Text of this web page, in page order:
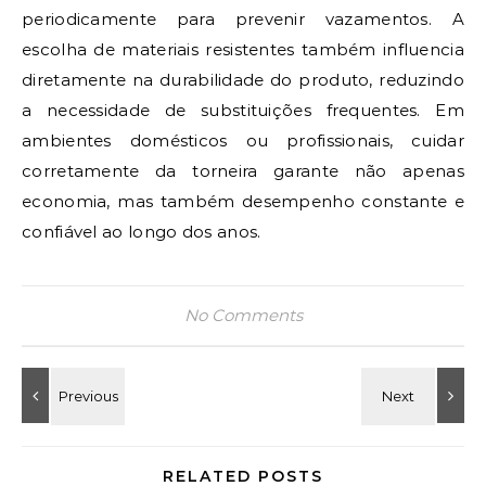
periodicamente para prevenir vazamentos. A
escolha de materiais resistentes também influencia
diretamente na durabilidade do produto, reduzindo
a necessidade de substituições frequentes. Em
ambientes domésticos ou profissionais, cuidar
corretamente da torneira garante não apenas
economia, mas também desempenho constante e
confiável ao longo dos anos.
No Comments
RELATED POSTS